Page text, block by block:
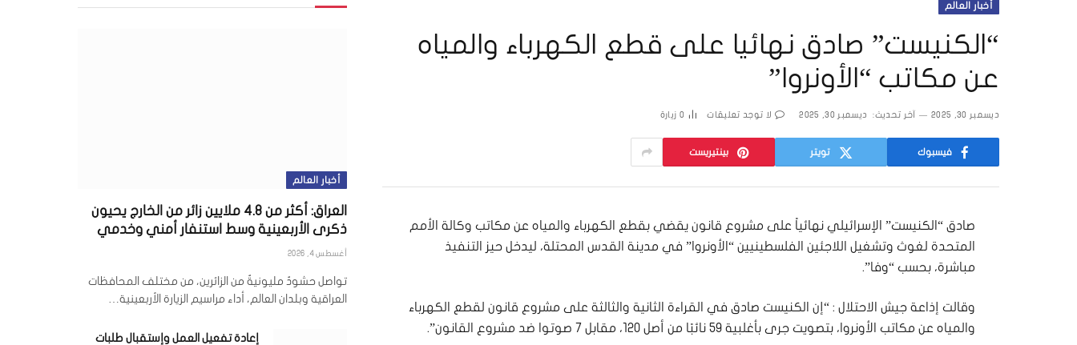
أخبار العالم
“الكنيست” صادق نهائيا على قطع الكهرباء والمياه
عن مكاتب “الأونروا”
ديسمبر 30, 2025 آخر تحديث: ديسمبر 30, 2025 لا توجد تعليقات 0 زيارة
فيسبوك تويتر بينتيريست
صادق “الكنيست” الإسرائيلي نهائياً على مشروع قانون يقضي بقطع الكهرباء والمياه عن مكاتب وكالة الأمم
المتحدة لغوث وتشغيل اللاجئين الفلسطينيين “الأونروا” في مدينة القدس المحتلة، ليدخل حيز التنفيذ
مباشرة، بحسب “وفا”.
وقالت إذاعة جيش الاحتلال : “إن الكنيست صادق في القراءة الثانية والثالثة على مشروع قانون لقطع الكهرباء
والمياه عن مكاتب الأونروا، بتصويت جرى بأغلبية 59 نائبًا من أصل 120، مقابل 7 صوتوا ضد مشروع القانون”.
أخبار العالم
العراق: أكثر من 4.8 ملايين زائر من الخارج يحيون
ذكرى الأربعينية وسط استنفار أمني وخدمي
أغسطس 4, 2026
تواصل حشودٌ مليونيةٌ من الزائرين، من مختلف المحافظات
العراقية وبلدان العالم، أداء مراسيم الزيارة الأربعينية…
إعادة تفعيل العمل وإستقبال طلبات